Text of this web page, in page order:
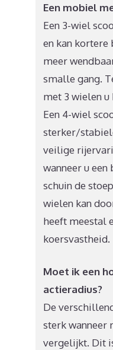
Een mobiel
Een 3-wiel
en kan kortere
meer
smalle gang.
met 3 wielen
Een 4-wiel
sterker/
veilige
wanneer u
schuin de
wielen kan
heeft meestal
koersvastheid.
Moet ik een
actieradius?
De
sterk wanneer
vergelijkt. Dit